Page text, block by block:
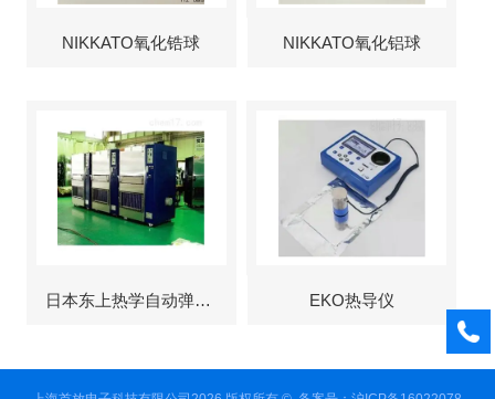
NIKKATO氧化锆球 NIKKATO氧化铝球
日本东上热学自动弹出式烘箱 EKO热导仪